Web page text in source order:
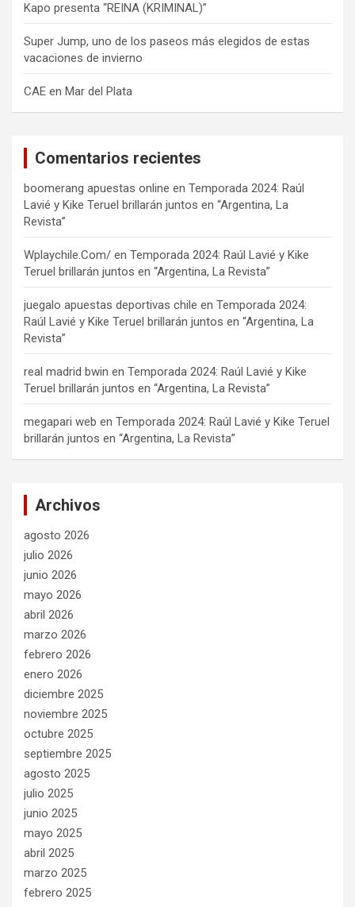
Kapo presenta “REINA (KRIMINAL)”
Super Jump, uno de los paseos más elegidos de estas
vacaciones de invierno
CAE en Mar del Plata
Comentarios recientes
boomerang apuestas online en Temporada 2024: Raúl
Lavié y Kike Teruel brillarán juntos en “Argentina, La
Revista”
Wplaychile.Com/ en Temporada 2024: Raúl Lavié y Kike
Teruel brillarán juntos en “Argentina, La Revista”
juegalo apuestas deportivas chile en Temporada 2024:
Raúl Lavié y Kike Teruel brillarán juntos en “Argentina, La
Revista”
real madrid bwin en Temporada 2024: Raúl Lavié y Kike
Teruel brillarán juntos en “Argentina, La Revista”
megapari web en Temporada 2024: Raúl Lavié y Kike Teruel
brillarán juntos en “Argentina, La Revista”
Archivos
agosto 2026
julio 2026
junio 2026
mayo 2026
abril 2026
marzo 2026
febrero 2026
enero 2026
diciembre 2025
noviembre 2025
octubre 2025
septiembre 2025
agosto 2025
julio 2025
junio 2025
mayo 2025
abril 2025
marzo 2025
febrero 2025